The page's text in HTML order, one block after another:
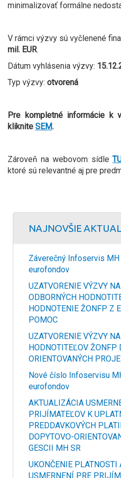
minimalizovať formálne
V rámci výzvy sú vyčlenené
mil. EUR.
Dátum vyhlásenia výzvy:
Typ výzvy: otvorená
Pre kompletné informácie k
kliknite SEM.
Zároveň na webovom sídle
ktoré sú relevantné aj pre
NAJNOVŠIE
Záverečný Infoservis
eurofondov
UZATVORENIE VÝZVY
ODBORNÝCH
HODNOTENIE ŽONFP Z
POMOC
UZATVORENIE VÝZVY
HODNOTITEĽOV ŽONFP
ORIENTOVANÝCH
Nové číslo Infoservisu
eurofondov
AKTUALIZÁCIA
PRIJÍMATEĽOV K
PREDDAVKOVÝCH
DOPYTOVO-
GESCII MH SR
UKONČENIE PLATNOSTI
USMERNENÍ PRE